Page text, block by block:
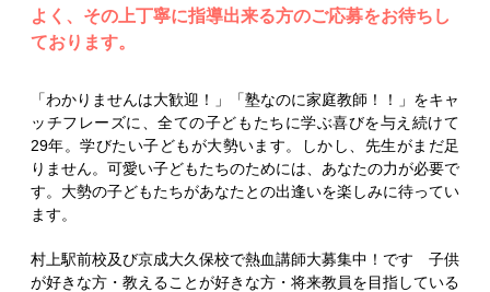
よく、その上丁寧に指導出来る方のご応募をお待ちし
ております。
「わかりませんは大歓迎！」「塾なのに家庭教師！！」をキャ
ッチフレーズに、全ての子どもたちに学ぶ喜びを与え続けて
29年。学びたい子どもが大勢います。しかし、先生がまだ足
りません。可愛い子どもたちのためには、あなたの力が必要で
す。大勢の子どもたちがあなたとの出逢いを楽しみに待ってい
ます。
村上駅前校及び京成大久保校で熱血講師大募集中！です 子供
が好きな方・教えることが好きな方・将来教員を目指している